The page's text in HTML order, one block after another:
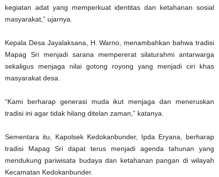
kegiatan adat yang memperkuat identitas dan ketahanan sosial
masyarakat,” ujarnya.
Kepala Desa Jayalaksana, H. Warno, menambahkan bahwa tradisi
Mapag Sri menjadi sarana mempererat silaturahmi antarwarga
sekaligus menjaga nilai gotong royong yang menjadi ciri khas
masyarakat desa.
“Kami berharap generasi muda ikut menjaga dan meneruskan
tradisi ini agar tidak hilang ditelan zaman,” katanya.
Sementara itu, Kapolsek Kedokanbunder, Ipda Eryana, berharap
tradisi Mapag Sri dapat terus menjadi agenda tahunan yang
mendukung pariwisata budaya dan ketahanan pangan di wilayah
Kecamatan Kedokanbunder.